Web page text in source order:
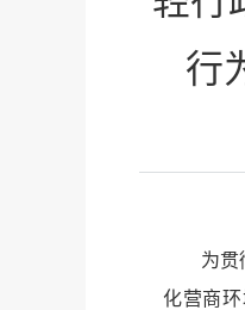
行
为贯
化营商